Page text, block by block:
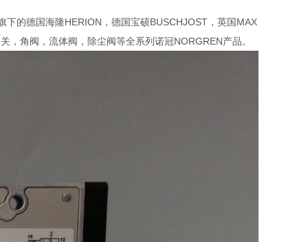
的德国海隆HERION，德国宝硕BUSCHJOST，英国MAX
角阀，流体阀，除尘阀等全系列诺冠NORGREN产品。